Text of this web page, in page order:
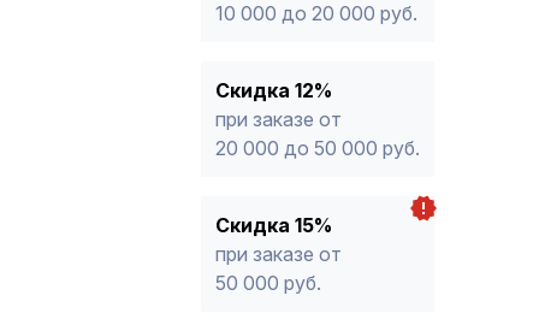
10 000 до 20 000 руб.
Скидка 12%
при заказе от
20 000 до 50 000 руб.
Скидка 15%
при заказе от
50 000 руб.